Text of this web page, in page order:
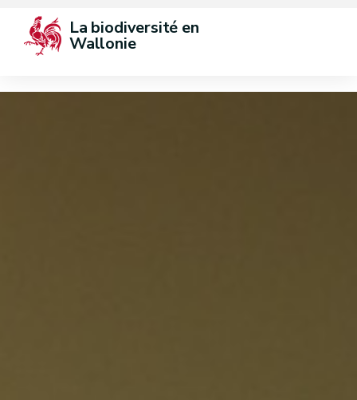
La biodiversité en
Wallonie